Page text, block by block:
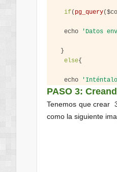
if( pg_query($
  echo
'Datos
}
else{
  echo
}
PASO 3:
Tenemos que crear
como la siguiente